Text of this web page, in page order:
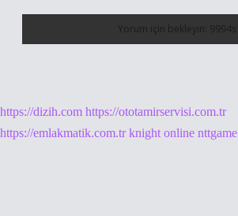
https://dizih.com https://ototamirservisi.com.tr
https://emlakmatik.com.tr knight online nttgame